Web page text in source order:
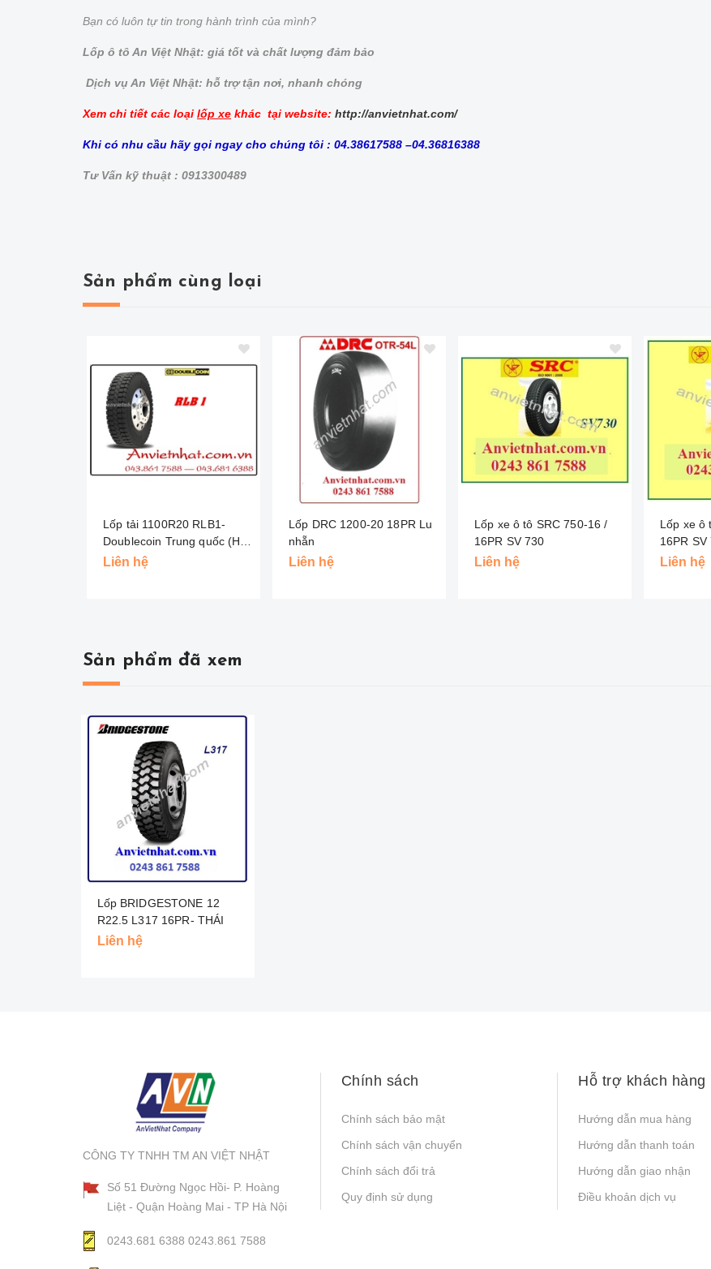
Bạn có luôn tự tin trong hành trình của mình?
Lốp ô tô An Việt Nhật: giá tốt và chất lượng đảm bảo
Dịch vụ An Việt Nhật: hỗ trợ tận nơi, nhanh chóng
Xem chi tiết các loại lốp xe khác tại website: http://anvietnhat.com/
Khi có nhu cầu hãy gọi ngay cho chúng tôi : 04.38617588 –04.36816388
Tư Vấn kỹ thuật : 0913300489
Sản phẩm cùng loại
Lốp tải 1100R20 RLB1-
Doublecoin Trung quốc (Hai
Đồng Tiền )
Liên hệ
Lốp DRC 1200-20 18PR Lu
nhẵn
Liên hệ
Lốp xe ô tô SRC 750-16 /
16PR SV 730
Liên hệ
Lốp xe ô
16PR SV
Liên hệ
Sản phẩm đã xem
Lốp BRIDGESTONE 12
R22.5 L317 16PR- THÁI
Liên hệ
CÔNG TY TNHH TM AN VIỆT NHẬT
Số 51 Đường Ngọc Hồi- P. Hoàng
Liệt - Quận Hoàng Mai - TP Hà Nội
0243.681 6388 0243.861 7588
Chính sách
Chính sách bảo mật
Chính sách vận chuyển
Chính sách đổi trả
Quy định sử dụng
Hỗ trợ khách hàng
Hướng dẫn mua hàng
Hướng dẫn thanh toán
Hướng dẫn giao nhận
Điều khoản dịch vụ